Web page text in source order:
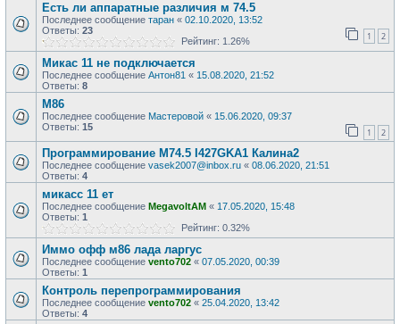
Есть ли аппаратные различия м 74.5
Последнее сообщение таран « 02.10.2020, 13:52
Ответы: 23 1 2
Рейтинг: 1.26%
Микас 11 не подключается
Последнее сообщение Антон81 « 15.08.2020, 21:52
Ответы: 8
М86
Последнее сообщение Мастеровой « 15.06.2020, 09:37
Ответы: 15 1 2
Программирование М74.5 I427GKA1 Калина2
Последнее сообщение vasek2007@inbox.ru « 08.06.2020, 21:51
Ответы: 4
микасс 11 ет
Последнее сообщение MegavoltAM « 17.05.2020, 15:48
Ответы: 1
Рейтинг: 0.32%
Иммо офф м86 лада ларгус
Последнее сообщение vento702 « 07.05.2020, 00:39
Ответы: 1
Контроль перепрограммирования
Последнее сообщение vento702 « 25.04.2020, 13:42
Ответы: 4